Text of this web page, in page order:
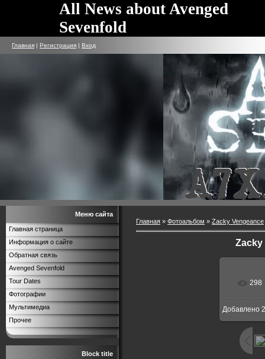
All News about Avenged
Sevenfold
Главная | Регистрация | Вход
Меню сайта
Главная страница
Информация о сайте
Обратная связь
Avenged Sevenfold
Tour Dates
Фотографии
Мультимедиа
Прочее
Block title
Главная » Фотоальбом » Zacky Vengeance
Zacky
298
Добавлено